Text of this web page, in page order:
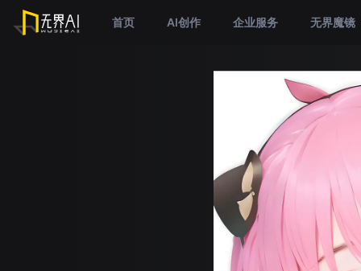
首页 AI创作 企业服务 无界魔镜